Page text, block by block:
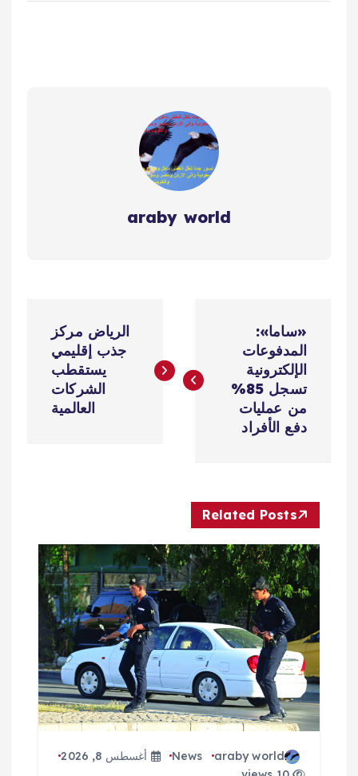
araby world
ص
م
ق
«ساما»:
المدفوعات
الإلكترونية
تسجل 85%
من عمليات
دفع الأفراد
الرياض مركز
جذب إقليمي
يستقطب
الشركات
العالمية
Related Posts
araby world
News
أغسطس 8, 2026